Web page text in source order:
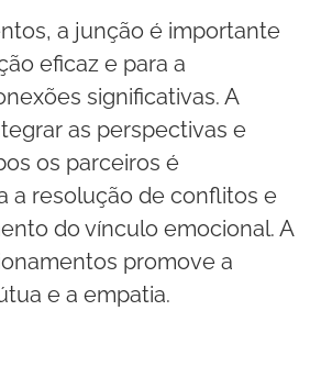
a junção é importante
eficaz e para a
significativas. A
as perspectivas e
os parceiros é
a resolução de conflitos e
do vínculo emocional. A
promove a
e a empatia.